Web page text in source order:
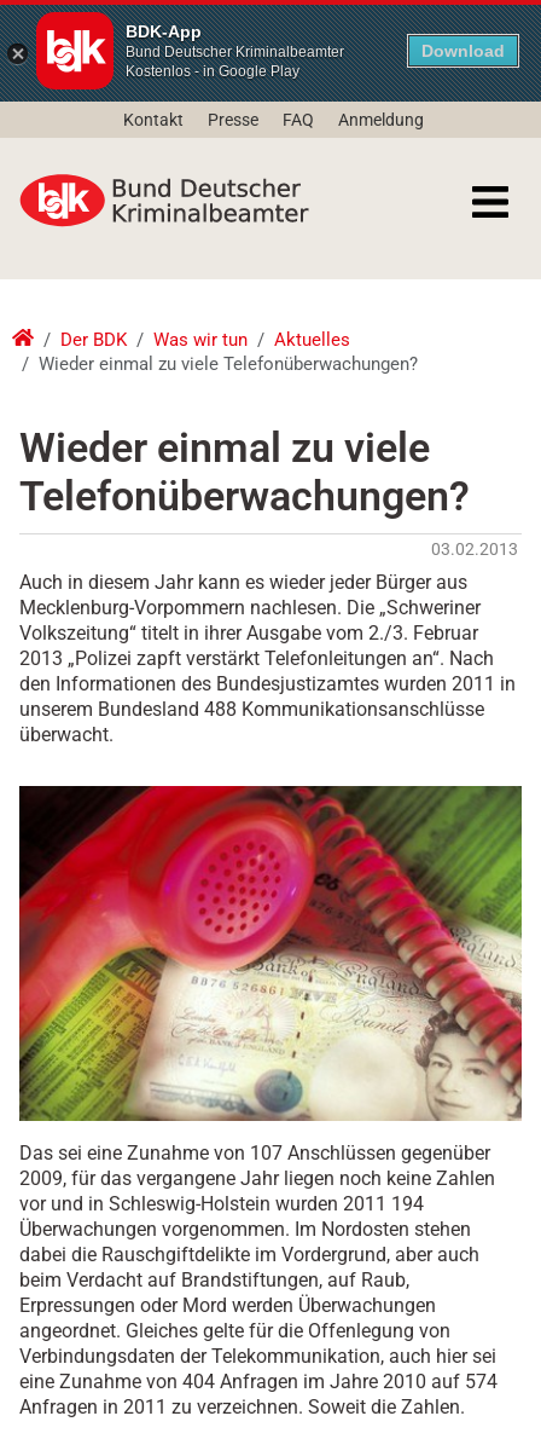
BDK-App
Bund Deutscher Kriminalbeamter
Kostenlos - in Google Play
Download
Kontakt Presse FAQ Anmeldung
Der BDK Was wir tun
Aktuelles
Wieder einmal zu viele Telefonüberwachungen?
Wieder einmal zu viele
Telefonüberwachungen?
03.02.2013
Auch in diesem Jahr kann es wieder jeder Bürger aus
Mecklenburg-Vorpommern nachlesen. Die „Schweriner
Volkszeitung“ titelt in ihrer Ausgabe vom 2./3. Februar
2013 „Polizei zapft verstärkt Telefonleitungen an“. Nach
den Informationen des Bundesjustizamtes wurden 2011 in
unserem Bundesland 488 Kommunikationsanschlüsse
überwacht.
Das sei eine Zunahme von 107 Anschlüssen gegenüber
2009, für das vergangene Jahr liegen noch keine Zahlen
vor und in Schleswig-Holstein wurden 2011 194
Überwachungen vorgenommen. Im Nordosten stehen
dabei die Rauschgiftdelikte im Vordergrund, aber auch
beim Verdacht auf Brandstiftungen, auf Raub,
Erpressungen oder Mord werden Überwachungen
angeordnet. Gleiches gelte für die Offenlegung von
Verbindungsdaten der Telekommunikation, auch hier sei
eine Zunahme von 404 Anfragen im Jahre 2010 auf 574
Anfragen in 2011 zu verzeichnen. Soweit die Zahlen.